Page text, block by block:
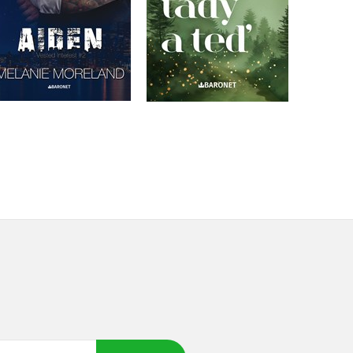
Do košíku
369 Kč
295 Kč
Do košíku
469 Kč
375 Kč